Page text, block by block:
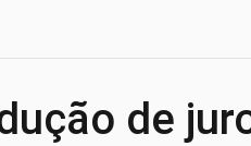
de